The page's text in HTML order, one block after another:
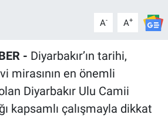
A- A+
- Diyarbakır’ın tarihi,
mirasının en önemli
Diyarbakır Ulu Camii
kapsamlı çalışmayla dikkat